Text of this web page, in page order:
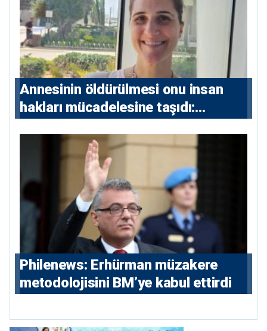
Annesinin öldürülmesi onu insan
hakları mücadelesine taşıdı:
hikayesi
Philenews: Erhürman müzakere
metodolojisini BM’ye kabul ettirdi